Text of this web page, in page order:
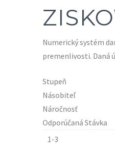
Numerický systém
premenlivosti. Daná
Stupeň
Násobiteľ
Náročnosť
Odporúčaná Stávka
1-3